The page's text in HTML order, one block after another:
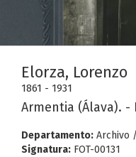
Elorza, Lorenzo
1861 - 1931
Armentia (Álava).
Departamento: Archivo
Signatura: FOT-00131